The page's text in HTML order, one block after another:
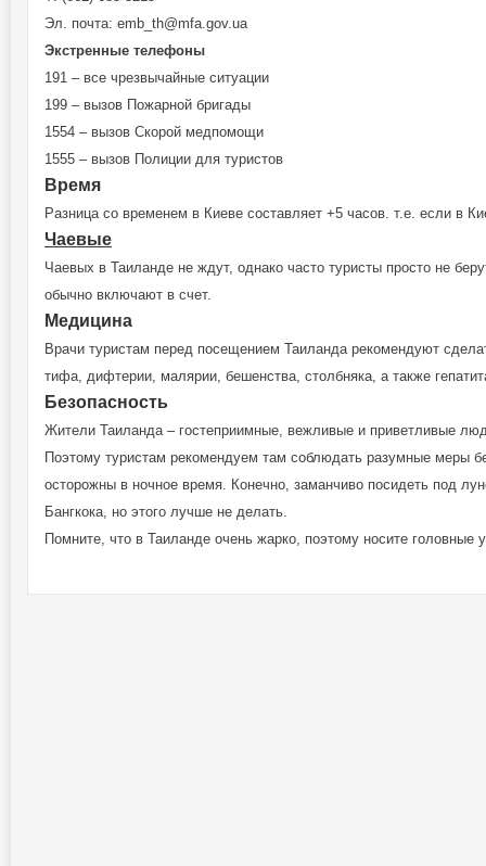
Эл. почта: emb_th@mfa.gov.ua
Экстренные телефоны
191 – все чрезвычайные ситуации
199 – вызов Пожарной бригады
1554 – вызов Скорой медпомощи
1555 – вызов Полиции для туристов
Время
Разница со временем в Киеве составляет +5 часов. т.е. если в
Чаевые
Чаевых в Таиланде не ждут, однако часто туристы просто не
обычно включают в счет.
Медицина
Врачи туристам перед посещением Таиланда рекомендуют
тифа, дифтерии, малярии, бешенства, столбняка, а также
Безопасность
Жители Таиланда – гостеприимные, вежливые и приветливые
Поэтому туристам рекомендуем там соблюдать разумные меры
осторожны в ночное время. Конечно, заманчиво посидеть под
Бангкока, но этого лучше не делать.
Помните, что в Таиланде очень жарко, поэтому носите